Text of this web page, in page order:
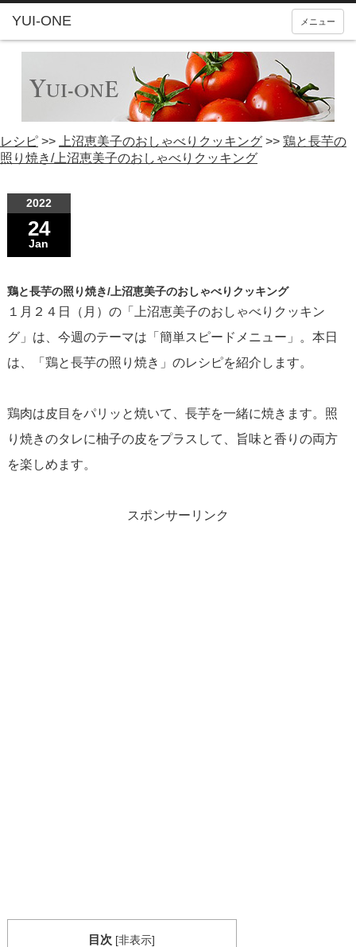
YUI-ONE メニュー
レシピ >> 上沼恵美子のおしゃべりクッキング >> 鶏と長芋の
照り焼き/上沼恵美子のおしゃべりクッキング
2022
24
Jan
鶏と長芋の照り焼き/上沼恵美子のおしゃべりクッキング
１月２４日（月）の「上沼恵美子のおしゃべりクッキン
グ」は、今週のテーマは「簡単スピードメニュー」。本日
は、「鶏と長芋の照り焼き」のレシピを紹介します。
鶏肉は皮目をパリッと焼いて、長芋を一緒に焼きます。照
り焼きのタレに柚子の皮をプラスして、旨味と香りの両方
を楽しめます。
スポンサーリンク
目次 [非表示]